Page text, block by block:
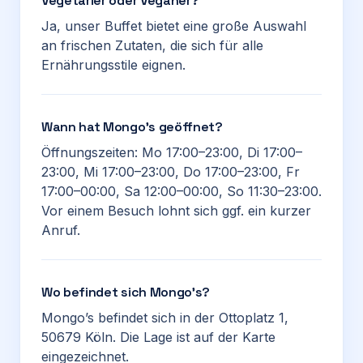
Ja, unser Buffet bietet eine große Auswahl
an frischen Zutaten, die sich für alle
Ernährungsstile eignen.
Wann hat Mongo’s geöffnet?
Öffnungszeiten: Mo 17:00–23:00, Di 17:00–
23:00, Mi 17:00–23:00, Do 17:00–23:00, Fr
17:00–00:00, Sa 12:00–00:00, So 11:30–23:00.
Vor einem Besuch lohnt sich ggf. ein kurzer
Anruf.
Wo befindet sich Mongo’s?
Mongo’s befindet sich in der Ottoplatz 1,
50679 Köln. Die Lage ist auf der Karte
eingezeichnet.